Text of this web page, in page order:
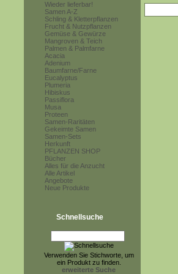
Wieder lieferbar!
Samen A-Z
Schling & Kletterpflanzen
Frucht & Nutzpflanzen
Gemüse & Gewürze
Mangroven & Teich
Palmen & Palmfarne
Acacia
Adenium
Baumfarne/Farne
Eucalyptus
Plumeria
Hibiskus
Passiflora
Musa
Proteen
Samen-Raritäten
Gekeimte Samen
Samen-Sets
Herkunft
PFLANZEN SHOP
Bücher
Alles für die Anzucht
Alle Artikel
Angebote
Neue Produkte
Schnellsuche
Verwenden Sie Stichworte, um
ein Produkt zu finden.
erweiterte Suche